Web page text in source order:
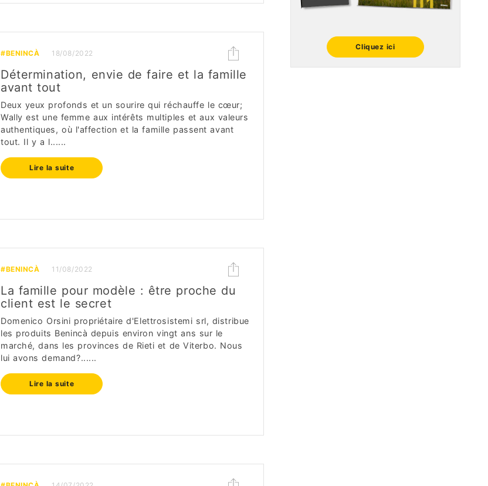
#BENINCÀ 18/08/2022
Détermination, envie de faire et la famille
avant tout
Deux yeux profonds et un sourire qui réchauffe le cœur;
Wally est une femme aux intérêts multiples et aux valeurs
authentiques, où l'affection et la famille passent avant
tout. Il y a l......
Lire la suite
#BENINCÀ 11/08/2022
La famille pour modèle : être proche du
client est le secret
Domenico Orsini propriétaire d'Elettrosistemi srl, distribue
les produits Benincà depuis environ vingt ans sur le
marché, dans les provinces de Rieti et de Viterbo. Nous
lui avons demand?......
Lire la suite
Cliquez ici